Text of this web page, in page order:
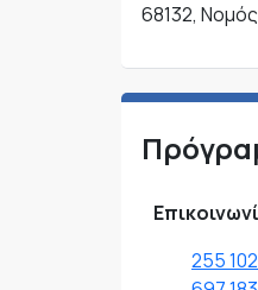
68132,
255